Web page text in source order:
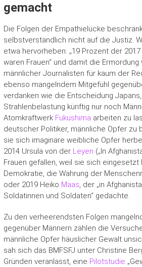
gemacht
Die Folgen der Empathielücke
selbstverständlich nicht auf die Justiz.
etwa hervorheben: „19 Prozent der
waren Frauen“ und damit die
männlicher Journalisten für kaum der
ebenso mangelndem Mitgefühl
verdanken wie die Entscheidung
Strahlenbelastung künftig nur noch
Atomkraftwerk Fukushima arbeiten zu
deutscher Politiker, männliche Opfer zu
sie sich imaginäre weibliche Opfer
2014 Ursula von der Leyen („In
Frauen gefallen, weil sie sich eingesetzt
Demokratie, die Wahrung der
oder 2019 Heiko Maas, der „in
Soldatinnen und Soldaten“ gedachte.
Zu den verheerendsten Folgen
gegenüber Männern zählen die
männliche Opfer häuslicher Gewalt
sah sich das BMFSFJ unter Christine
Gründen veranlasst, eine Pilotstudie